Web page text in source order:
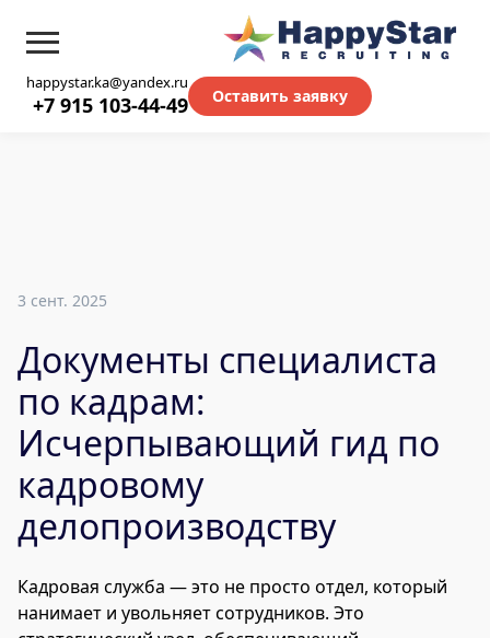
3 сент. 2025
Документы специалиста
по кадрам:
Исчерпывающий гид по
кадровому
делопроизводству
Кадровая служба — это не просто отдел, который
нанимает и увольняет сотрудников. Это
happystar.ka@yandex.ru
+7 915 103-44-49 Оставить заявку